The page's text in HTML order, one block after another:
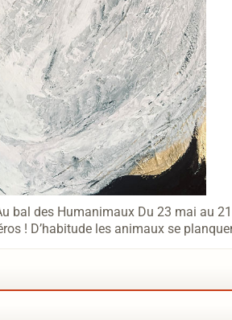
bal des Humanimaux Du 23 mai au
! D’habitude les animaux se